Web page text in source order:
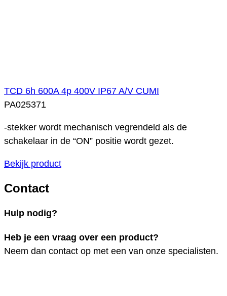
TCD 6h 600A 4p 400V IP67 A/V CUMI
PA025371
-stekker wordt mechanisch vegrendeld als de
schakelaar in de “ON” positie wordt gezet.
Bekijk product
Contact
Hulp nodig?
Heb je een vraag over een product?
Neem dan contact op met een van onze specialisten.